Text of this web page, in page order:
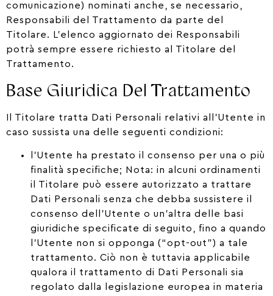
comunicazione) nominati anche, se necessario,
Responsabili del Trattamento da parte del
Titolare. L’elenco aggiornato dei Responsabili
potrà sempre essere richiesto al Titolare del
Trattamento.
Base Giuridica Del Trattamento
Il Titolare tratta Dati Personali relativi all’Utente in
caso sussista una delle seguenti condizioni:
l’Utente ha prestato il consenso per una o più
finalità specifiche; Nota: in alcuni ordinamenti
il Titolare può essere autorizzato a trattare
Dati Personali senza che debba sussistere il
consenso dell’Utente o un’altra delle basi
giuridiche specificate di seguito, fino a quando
l’Utente non si opponga (“opt-out”) a tale
trattamento. Ciò non è tuttavia applicabile
qualora il trattamento di Dati Personali sia
regolato dalla legislazione europea in materia